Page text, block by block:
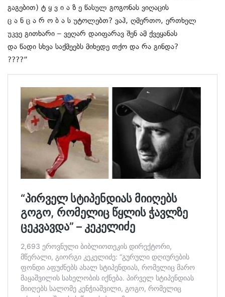
გაგებით) ტ ყ ვ ი ა ზ ე წასულ გოგონას ვიღაცის
ც ა ნ ც ა რ ო ბ ა ს უტოლებთ? ვაჰ, ღმერთო, ერთხელ
უკვე გითხარი – ვეღარ დაიფარავ შენ ამ ქვეყანას
და წადი სხვა საქმეებს მიხედე თქო და რა გინდა?
????”